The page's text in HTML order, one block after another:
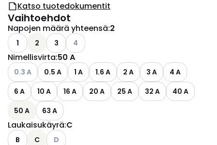
Katso tuotedokumentit
Vaihtoehdot
Napojen määrä yhteensä:2
1 2 3 Katso käytettävissä olevat vaihtoehdot
4
Nimellisvirta:50 A
Katso käytettävissä olevat vaihtoehdot
0.3 A 0.5 A 1 A 1.6 A 2 A 3 A
4 A
6 A
10 A 16 A 20 A 25 A 32 A
40 A
50 A
63 A
Laukaisukäyrä:C
B C Katso käytettävissä olevat vaihtoehdot
D